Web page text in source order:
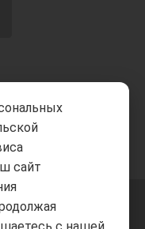
ВВЕРХ
сайт